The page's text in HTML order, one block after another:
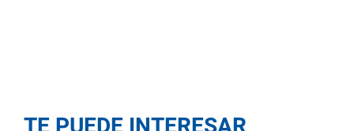
TE PUEDE INTERESAR